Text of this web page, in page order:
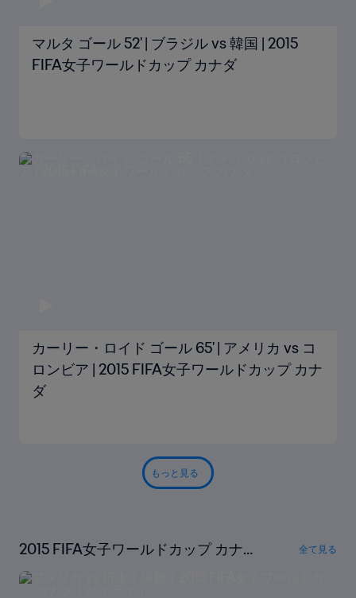
マルタ ゴール 52' | ブラジル vs 韓国 | 2015
FIFA女子ワールドカップ カナダ
カーリー・ロイド ゴール 65' | アメリカ vs コ
ロンビア | 2015 FIFA女子ワールドカップ カナ
ダ
もっと見る
2015 FIFA女子ワールドカップ カナ
ダ｜ハイライト
全て見る